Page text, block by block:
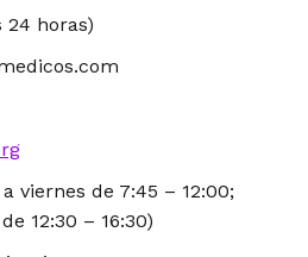
24 horas)
viernes de 7:45 – 12:00;
12:30 – 16:30)